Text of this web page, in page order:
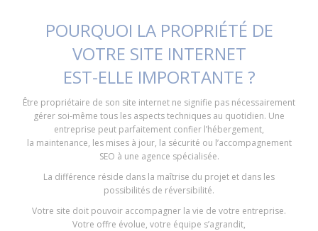
POURQUOI LA PROPRIÉTÉ DE
VOTRE SITE INTERNET
EST-ELLE IMPORTANTE ?
Être propriétaire de son site internet ne signifie pas nécessairement
gérer soi-même tous les aspects techniques au quotidien. Une
entreprise peut parfaitement confier l’hébergement,
la maintenance, les mises à jour, la sécurité ou l’accompagnement
SEO à une agence spécialisée.
La différence réside dans la maîtrise du projet et dans les
possibilités de réversibilité.
Votre site doit pouvoir accompagner la vie de votre entreprise.
Votre offre évolue, votre équipe s’agrandit,